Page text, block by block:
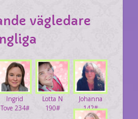
vägledare
Johanna
142#
Lotta N
190#
Ingrid
Tove 234#